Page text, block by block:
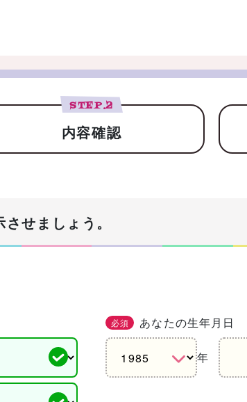
STEP.2
内容確認
せましょう。
必須 あなたの生年月日
年